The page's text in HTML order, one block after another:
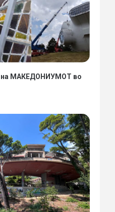
на МАКЕДОНИУМОТ во